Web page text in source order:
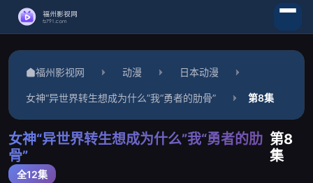
福州影视网 动漫 日本动漫
女神“异世界转生想成为什么”我“勇者的肋骨” 第8集
女神“异世界转生想成为什么”我“勇者的肋
骨”
第8
集
全12集